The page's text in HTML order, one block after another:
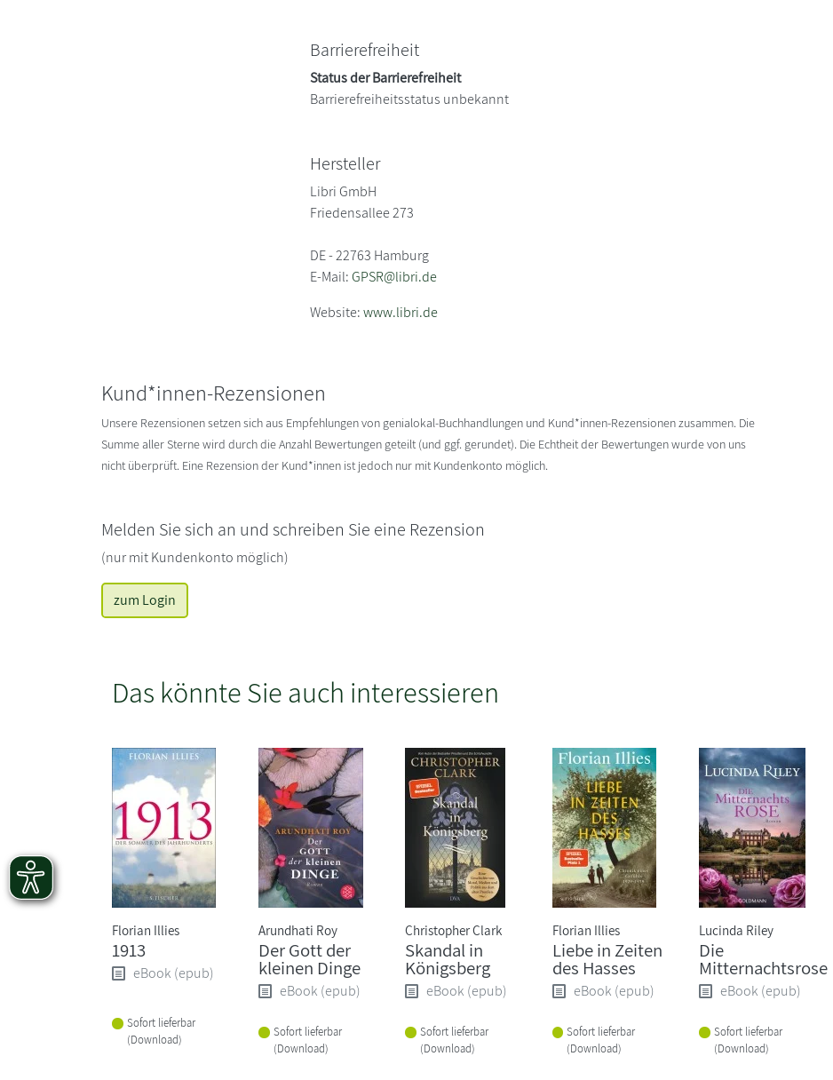
Barrierefreiheit
Status der Barrierefreiheit
Barrierefreiheitsstatus unbekannt
Hersteller
Libri GmbH
Friedensallee 273
DE - 22763 Hamburg
E-Mail:GPSR@libri.de
Website:www.libri.de
Kund*innen-Rezensionen
Unsere Rezensionen setzen sich aus Empfehlungen von genialokal-Buchhandlungen und Kund*innen-Rezensionen zusammen. Die
Summe aller Sterne wird durch die Anzahl Bewertungen geteilt (und ggf. gerundet). Die Echtheit der Bewertungen wurde von uns
nicht überprüft. Eine Rezension der Kund*innen ist jedoch nur mit Kundenkonto möglich.
Melden Sie sich an und schreiben Sie eine Rezension
(nur mit Kundenkonto möglich)
zum Login
Das könnte Sie auch interessieren
Florian Illies
1913
eBook (epub)
Sofort lieferbar
(Download)
Arundhati Roy
Der Gott der
kleinen Dinge
eBook (epub)
Sofort lieferbar
(Download)
Christopher Clark
Skandal in
Königsberg
eBook (epub)
Sofort lieferbar
(Download)
Florian Illies
Liebe in Zeiten
des Hasses
eBook (epub)
Sofort lieferbar
(Download)
Lucinda Riley
Die
Mitternachtsrose
eBook (epub)
Sofort lieferbar
(Download)